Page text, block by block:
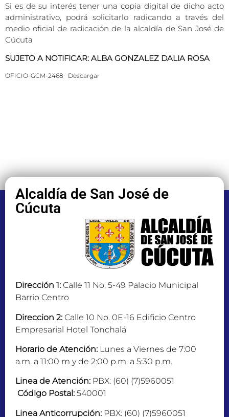
Si es de su interés tener una copia digital de dicho acto
administrativo, podrá solicitarlo radicando a través del
medio oficial de radicación de la alcaldía de San José de
Cúcuta
SUJETO A NOTIFICAR: ALBA GONZALEZ DALIA ROSA
OFICIO-GCM-2468 Descargar
Alcaldía de San José de
Cúcuta
Dirección 1: Calle 11 No. 5-49 Palacio Municipal
Barrio Centro
Direccion 2: Calle 10 No. 0E-16 Edificio Centro
Empresarial Hotel Tonchalá
Horario de Atención: Lunes a Viernes de 7:00
a.m. a 11:00 m y de 2:00 p.m. a 5:30 p.m.
Linea de Atención: PBX: (60) (7)5960051
Código Postal: 540001
Linea Anticorrupción: PBX: (60) (7)5960051